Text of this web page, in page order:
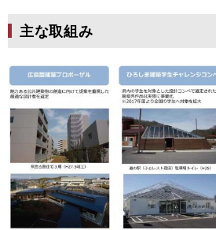
主な取組み